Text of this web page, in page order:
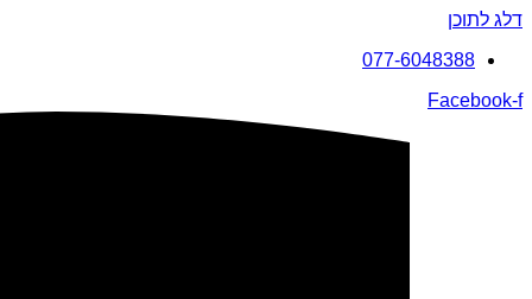
דלג לתוכן
077-6048388
Facebook-f